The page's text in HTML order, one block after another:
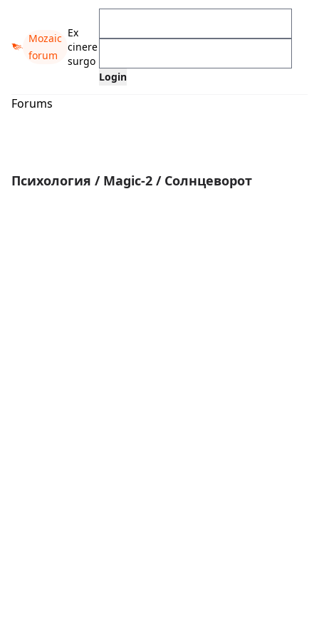
Mozaic
forum
Ex
cinere
surgo
Forums
Психология / Magic-2 / Солнцеворот